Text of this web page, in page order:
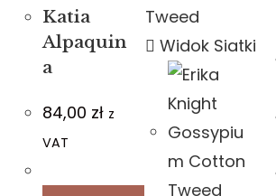
Katia
Alpaquin
a
84,00 zł z
VAT
Widok Siatki